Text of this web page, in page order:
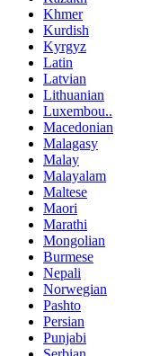
Khmer
Kurdish
Kyrgyz
Latin
Latvian
Lithuanian
Luxembou..
Macedonian
Malagasy
Malay
Malayalam
Maltese
Maori
Marathi
Mongolian
Burmese
Nepali
Norwegian
Pashto
Persian
Punjabi